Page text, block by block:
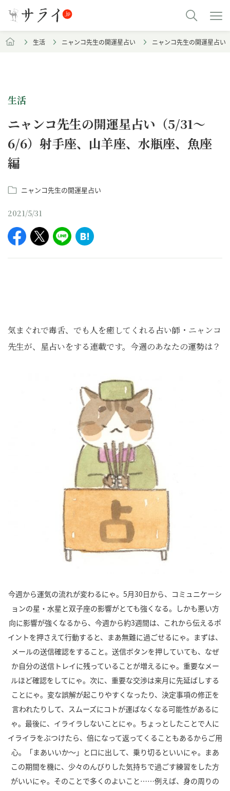
生活 ニャンコ先生の開運星占い ニャンコ先生の開運星占
生活
ニャンコ先生の開運星占い（5/31～
6/6）射手座、山羊座、水瓶座、魚座
編
ニャンコ先生の開運星占い
2021/5/31
気まぐれで毒舌、でも人を癒してくれる占い師・ニャンコ
先生が、星占いをする連載です。今週のあなたの運勢は？
今週から運気の流れが変わるにゃ。 5月30日から、コミュニケーシ
ョンの星・水星と双子座の影響がとても強くなる。しかも悪い方
向に影響が強くなるから、今週から約3週間は、これから伝えるポ
イントを押さえて行動すると、まあ無難に過ごせるにゃ。まずは、
メールの送信確認をすること。送信ボタンを押していても、なぜ
か自分の送信トレイに残っていることが増えるにゃ。重要なメー
ルほど確認をしてにゃ。次に、重要な交渉は来月に先延ばしする
ことにゃ。変な誤解が起こりやすくなったり、決定事項の修正を
言われたりして、スムーズにコトが運ばなくなる可能性があるに
ゃ。最後に、イライラしないことにゃ。ちょっとしたことで人に
イライラをぶつけたら、倍になって返ってくることもあるからご用
心。「まあいいか～」と口に出して、乗り切るといいにゃ。まあ
この期間を機に、少々のんびりした気持ちで過ごす練習をした方
がいいにゃ。そのことで多くのよいこと……例えば、身の周りの